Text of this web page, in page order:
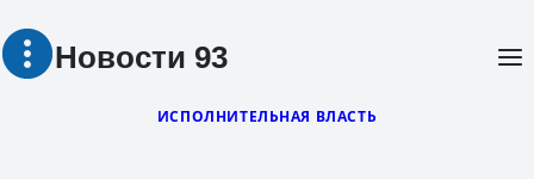
Перейти
Новости 93
ИСПОЛНИТЕЛЬНАЯ ВЛАСТЬ